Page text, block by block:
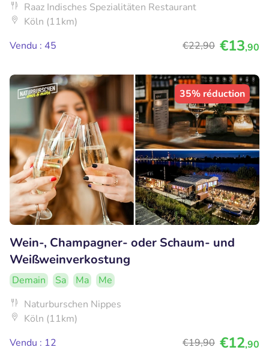
Raaz Indisches Spezialitäten Restaurant
Köln (11km)
Vendu : 45
€22,90 €13,90
35% réduction
Wein-, Champagner- oder Schaum- und
Weißweinverkostung
Demain Sa Ma
Me
Naturburschen Nippes
Köln (11km)
Vendu : 12
€19,90 €12,90